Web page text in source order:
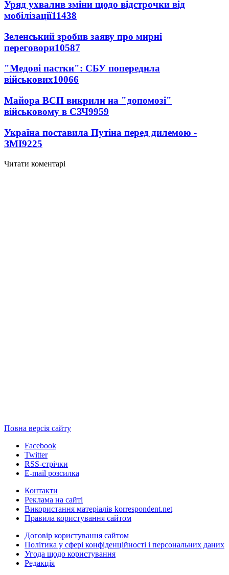
Уряд ухвалив зміни щодо відстрочки від
мобілізації11438
Зеленський зробив заяву про мирні
переговори10587
"Медові пастки": СБУ попередила
військових10066
Майора ВСП викрили на "допомозі"
військовому в СЗЧ9959
Україна поставила Путіна перед дилемою -
ЗМІ9225
Читати коментарі
Повна версія сайту
Facebook
Twitter
RSS-стрічки
E-mail розсилка
Контакти
Реклама на сайті
Використання матеріалів korrespondent.net
Правила користування сайтом
Договір користування сайтом
Політика у сфері конфіденційності і персональних даних
Угода щодо користування
Редакція